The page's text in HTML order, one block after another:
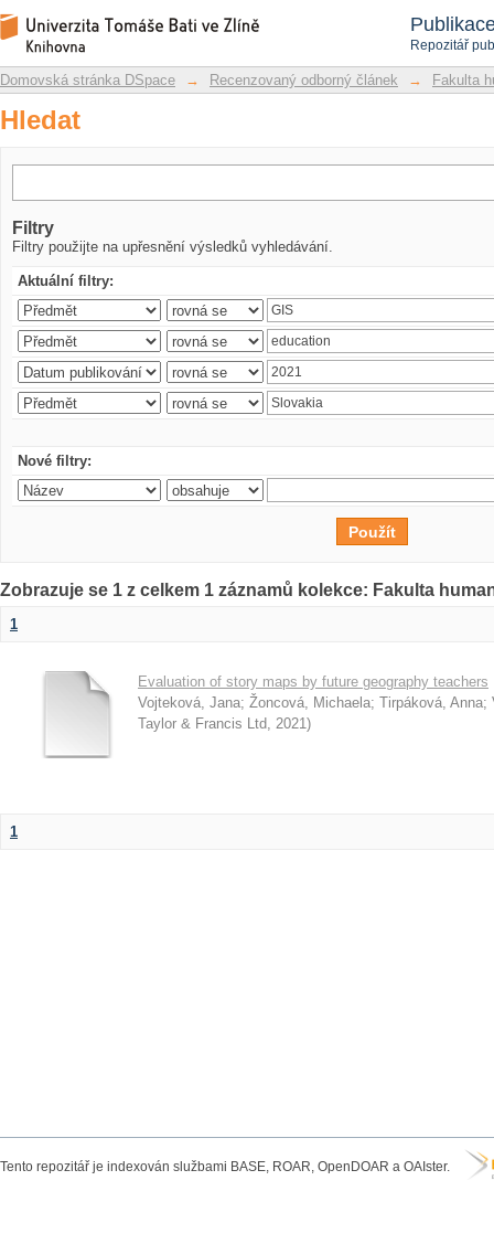
Repozitář
Hledat
Repozitář DSpace/Manakin
Domovská stránka DSpace → Recenzovaný odborný článek → Fakulta
Hledat
Filtry
Filtry použijte na upřesnění výsledků vyhledávání.
Aktuální filtry:
Nové filtry:
Zobrazuje se 1 z celkem 1 záznamů kolekce: Fakulta
1
Evaluation of story maps by future geography teachers
Vojteková, Jana; Žoncová, Michaela; Tirpáková, Anna;
Taylor & Francis Ltd, 2021)
1
Tento repozitář je indexován službami BASE, ROAR, OpenDOAR a OAIster.